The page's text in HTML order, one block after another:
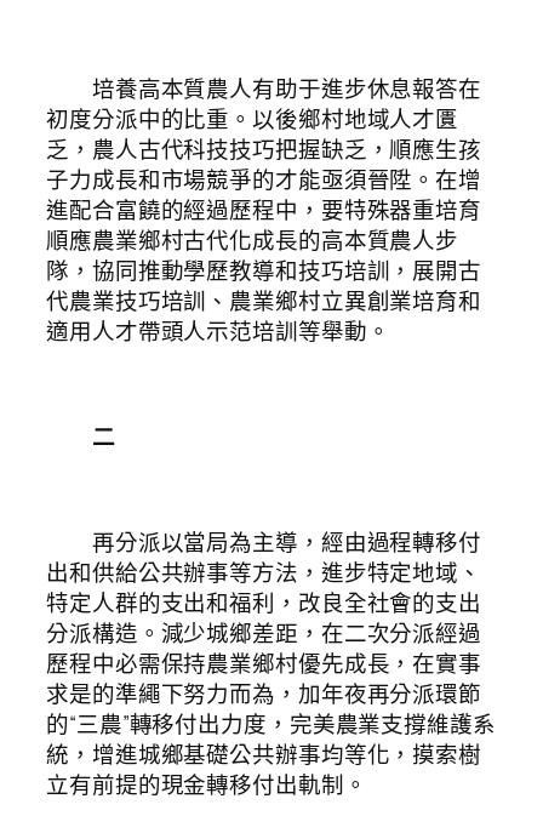
培養高本質農人有助于進步休息報答在
初度分派中的比重。以後鄉村地域人才匱
乏，農人古代科技技巧把握缺乏，順應生孩
子力成長和市場競爭的才能亟須晉陞。在增
進配合富饒的經過歷程中，要特殊器重培育
順應農業鄉村古代化成長的高本質農人步
隊，協同推動學歷教導和技巧培訓，展開古
代農業技巧培訓、農業鄉村立異創業培育和
適用人才帶頭人示范培訓等舉動。
二
再分派以當局為主導，經由過程轉移付
出和供給公共辦事等方法，進步特定地域、
特定人群的支出和福利，改良全社會的支出
分派構造。減少城鄉差距，在二次分派經過
歷程中必需保持農業鄉村優先成長，在實事
求是的準繩下努力而為，加年夜再分派環節
的“三農”轉移付出力度，完美農業支撐維護系
統，增進城鄉基礎公共辦事均等化，摸索樹
立有前提的現金轉移付出軌制。